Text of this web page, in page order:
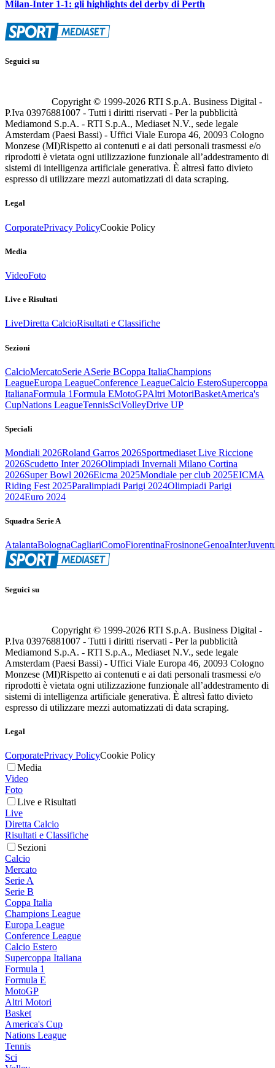
Milan-Inter 1-1: gli highlights del derby di Perth
Seguici su
Copyright © 1999-2026 RTI S.p.A. Business Digital -
P.Iva 03976881007 - Tutti i diritti riservati - Per la pubblicità
Mediamond S.p.A. - RTI S.p.A., Mediaset N.V., sede legale
Amsterdam (Paesi Bassi) - Uffici Viale Europa 46, 20093 Cologno
Monzese (MI)Rispetto ai contenuti e ai dati personali trasmessi e/o
riprodotti è vietata ogni utilizzazione funzionale all’addestramento di
sistemi di intelligenza artificiale generativa. È altresì fatto divieto
espresso di utilizzare mezzi automatizzati di data scraping.
Legal
CorporatePrivacy PolicyCookie Policy
Media
VideoFoto
Live e Risultati
LiveDiretta CalcioRisultati e Classifiche
Sezioni
CalcioMercatoSerie ASerie BCoppa ItaliaChampions
LeagueEuropa LeagueConference LeagueCalcio EsteroSupercoppa
ItalianaFormula 1Formula EMotoGPAltri MotoriBasketAmerica's
CupNations LeagueTennisSciVolleyDrive UP
Speciali
Mondiali 2026Roland Garros 2026Sportmediaset Live Riccione
2026Scudetto Inter 2026Olimpiadi Invernali Milano Cortina
2026Super Bowl 2026Eicma 2025Mondiale per club 2025EICMA
Riding Fest 2025Paralimpiadi Parigi 2024Olimpiadi Parigi
2024Euro 2024
Squadra Serie A
AtalantaBolognaCagliariComoFiorentinaFrosinoneGenoaInter
Seguici su
Copyright © 1999-2026 RTI S.p.A. Business Digital -
P.Iva 03976881007 - Tutti i diritti riservati - Per la pubblicità
Mediamond S.p.A. - RTI S.p.A., Mediaset N.V., sede legale
Amsterdam (Paesi Bassi) - Uffici Viale Europa 46, 20093 Cologno
Monzese (MI)Rispetto ai contenuti e ai dati personali trasmessi e/o
riprodotti è vietata ogni utilizzazione funzionale all’addestramento di
sistemi di intelligenza artificiale generativa. È altresì fatto divieto
espresso di utilizzare mezzi automatizzati di data scraping.
Legal
CorporatePrivacy PolicyCookie Policy
Media
Video
Foto
Live e Risultati
Live
Diretta Calcio
Risultati e Classifiche
Sezioni
Calcio
Mercato
Serie A
Serie B
Coppa Italia
Champions League
Europa League
Conference League
Calcio Estero
Supercoppa Italiana
Formula 1
Formula E
MotoGP
Altri Motori
Basket
America's Cup
Nations League
Tennis
Sci